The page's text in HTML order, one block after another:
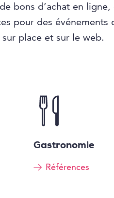
bons d’achat en
pour des événements
place et sur le web.
Gastronomie
Références